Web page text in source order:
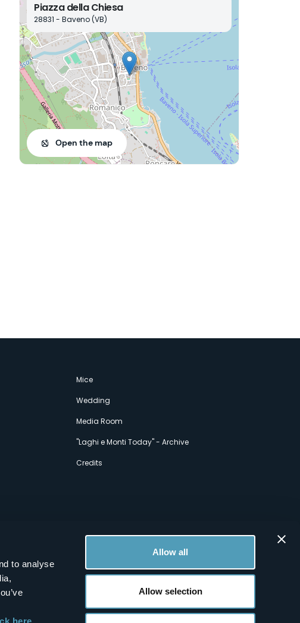
to analyse
Allow all
Allow selection
Piazza della Chiesa
28831 - Baveno (VB)
Open the map
Mice
Wedding
Media Room
"Laghi e Monti Today" - Archive
Credits